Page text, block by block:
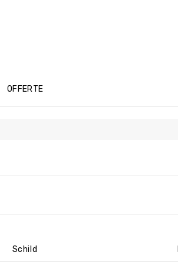
OFFERTE
Schild